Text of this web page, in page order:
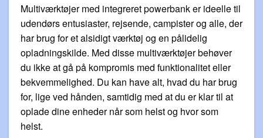
Multiværktøjer med integreret powerbank er ideelle til
udendørs entusiaster, rejsende, campister og alle, der
har brug for et alsidigt værktøj og en pålidelig
opladningskilde. Med disse multiværktøjer behøver
du ikke at gå på kompromis med funktionalitet eller
bekvemmelighed. Du kan have alt, hvad du har brug
for, lige ved hånden, samtidig med at du er klar til at
oplade dine enheder når som helst og hvor som
helst.